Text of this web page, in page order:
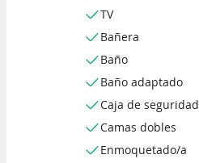
TV
Bañera
Baño
Baño adaptado
Caja de seguridad
Camas dobles
Enmoquetado/a